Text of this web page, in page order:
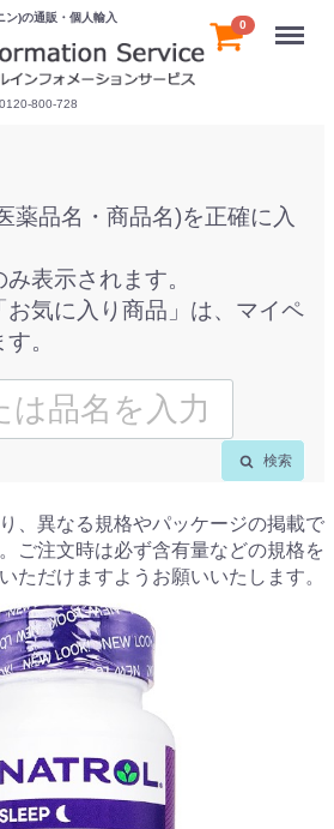
ン)の通販・個人輸入
800-728
0 Menu
薬品名・商品名)を正確に入
表示されます。
お気に入り商品」は、マイペ
。
検索
、異なる規格やパッケージの掲載で
ご注文時は必ず含有量などの規格を
ただけますようお願いいたします。